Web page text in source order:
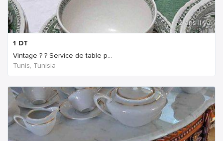
2 ans Il ya
1 DT
Vintage ? ? Service de table p...
Tunis, Tunisia